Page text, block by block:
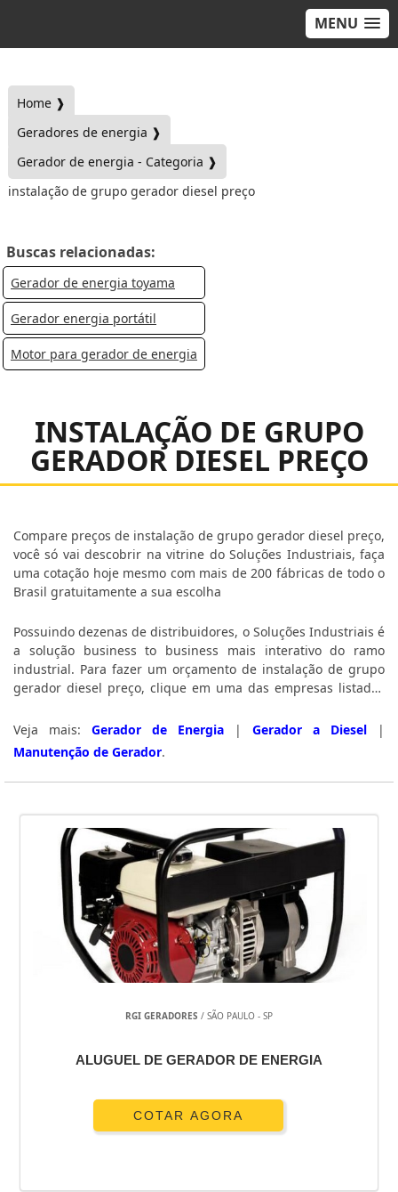
MENU
Home ❱
Geradores de energia ❱
Gerador de energia - Categoria ❱
instalação de grupo gerador diesel preço
Buscas relacionadas:
Gerador de energia toyama
Gerador energia portátil
Motor para gerador de energia
INSTALAÇÃO DE GRUPO
GERADOR DIESEL PREÇO
Compare preços de instalação de grupo gerador diesel preço,
você só vai descobrir na vitrine do Soluções Industriais, faça
uma cotação hoje mesmo com mais de 200 fábricas de todo o
Brasil gratuitamente a sua escolha
Possuindo dezenas de distribuidores, o Soluções Industriais é
a solução business to business mais interativo do ramo
industrial. Para fazer um orçamento de instalação de grupo
gerador diesel preço, clique em uma das empresas listados
Veja mais: Gerador de Energia | Gerador a Diesel |
Manutenção de Gerador.
RGI GERADORES / SÃO PAULO - SP
ALUGUEL DE GERADOR DE ENERGIA
COTAR AGORA